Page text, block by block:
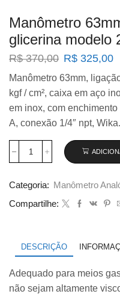
Manômetro
glicerina modelo
R$370,00 O
original
era:
R$ 370,00.
R$ 325,00O
Manômetro 63mm,
kgf / cm², caixa em aço
em inox, com
A, conexão 1/4″ npt, Wika.
Manômetro
60×4
com
glicerina
quantidade
Categoria:
Manômetro
Compartilhe:
DESCRIÇÃO
Adequado para meios
não sejam altamente